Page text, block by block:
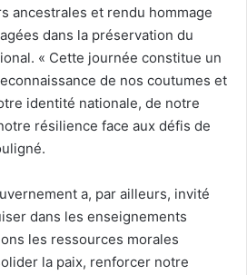
ancestrales et rendu hommage
dans la préservation du
« Cette journée constitue un
de nos coutumes et
identité nationale, de notre
résilience face aux défis de
a, par ailleurs, invité
dans les enseignements
les ressources morales
la paix, renforcer notre